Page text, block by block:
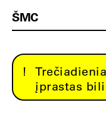
ŠMC
įprastas